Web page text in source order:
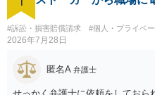
#訴訟・損害賠償請求 #個人・プライベー
2026年7月28日
匿名A 弁護士
せっかく弁護士に依頼をしておら